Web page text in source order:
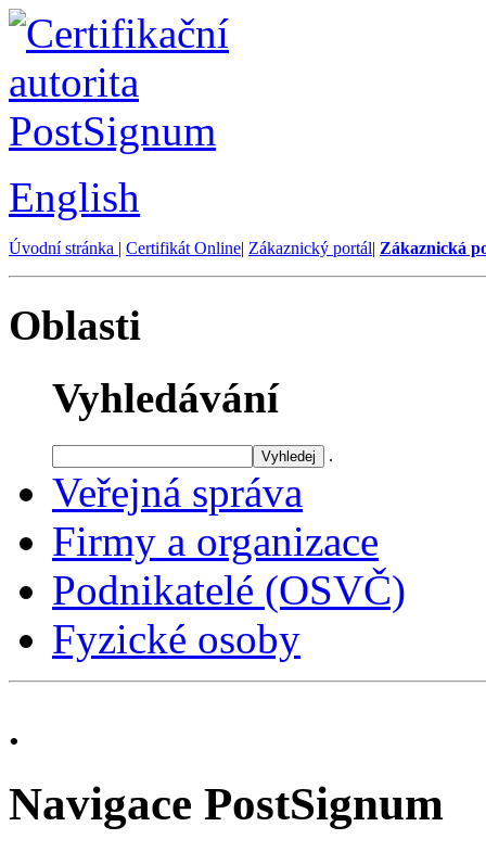
English
Úvodní stránka | Certifikát Online| Zákaznický portál| Zákaznická
Oblasti
Vyhledávání
.
Veřejná správa
Firmy a organizace
Podnikatelé (OSVČ)
Fyzické osoby
.
Navigace PostSignum